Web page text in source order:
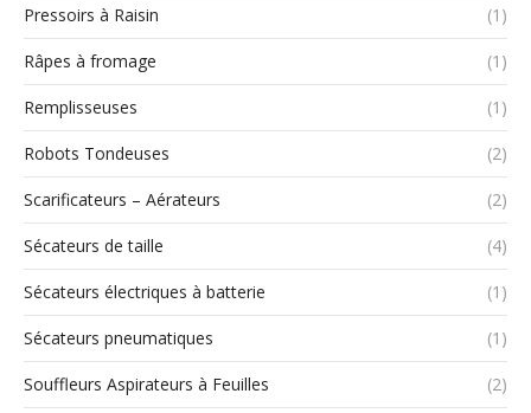
Pressoirs à Raisin (1)
Râpes à fromage (1)
Remplisseuses (1)
Robots Tondeuses (2)
Scarificateurs – Aérateurs (2)
Sécateurs de taille (4)
Sécateurs électriques à batterie (1)
Sécateurs pneumatiques (1)
Souffleurs Aspirateurs à Feuilles (2)